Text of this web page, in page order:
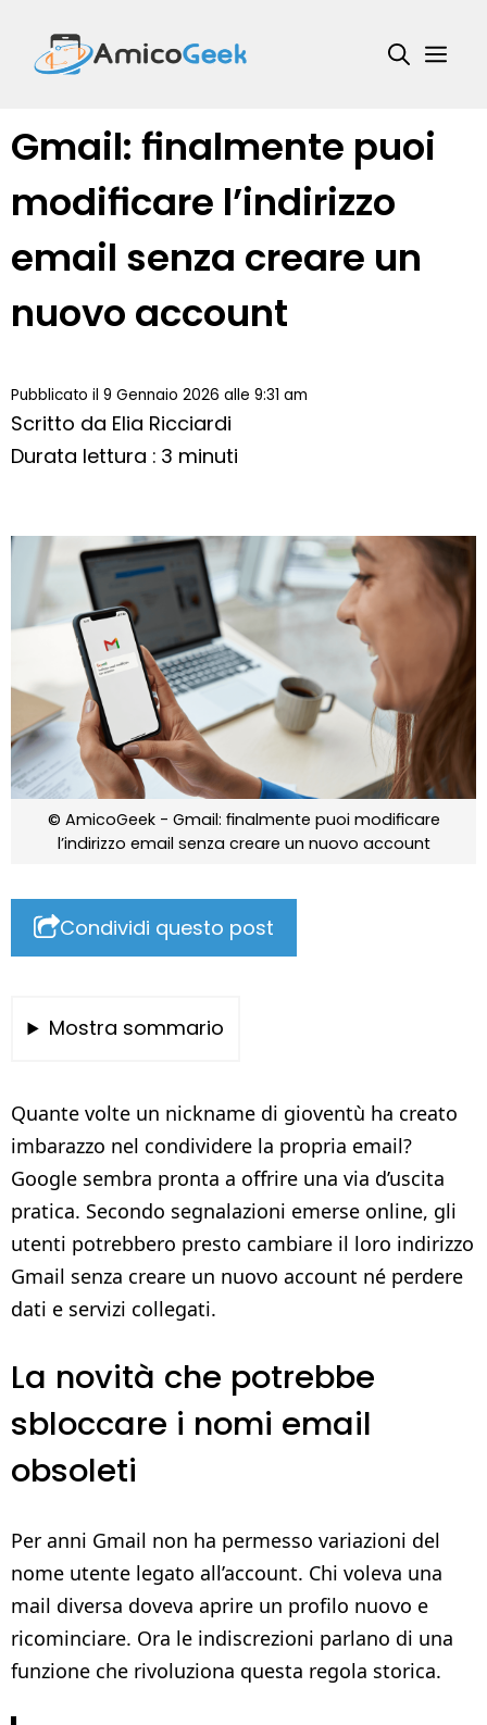
contenuto
Gmail: finalmente puoi
modificare l’indirizzo
email senza creare un
nuovo account
Pubblicato il 9 Gennaio 2026 alle 9:31 am
Scritto da Elia Ricciardi
Durata lettura : 3 minuti
© AmicoGeek - Gmail: finalmente puoi modificare
l’indirizzo email senza creare un nuovo account
Condividi questo post
Mostra sommario
Quante volte un nickname di gioventù ha creato
imbarazzo nel condividere la propria email?
Google sembra pronta a offrire una via d’uscita
pratica. Secondo segnalazioni emerse online, gli
utenti potrebbero presto cambiare il loro indirizzo
Gmail senza creare un nuovo account né perdere
dati e servizi collegati.
La novità che potrebbe
sbloccare i nomi email
obsoleti
Per anni Gmail non ha permesso variazioni del
nome utente legato all’account. Chi voleva una
mail diversa doveva aprire un profilo nuovo e
ricominciare. Ora le indiscrezioni parlano di una
funzione che rivoluziona questa regola storica.